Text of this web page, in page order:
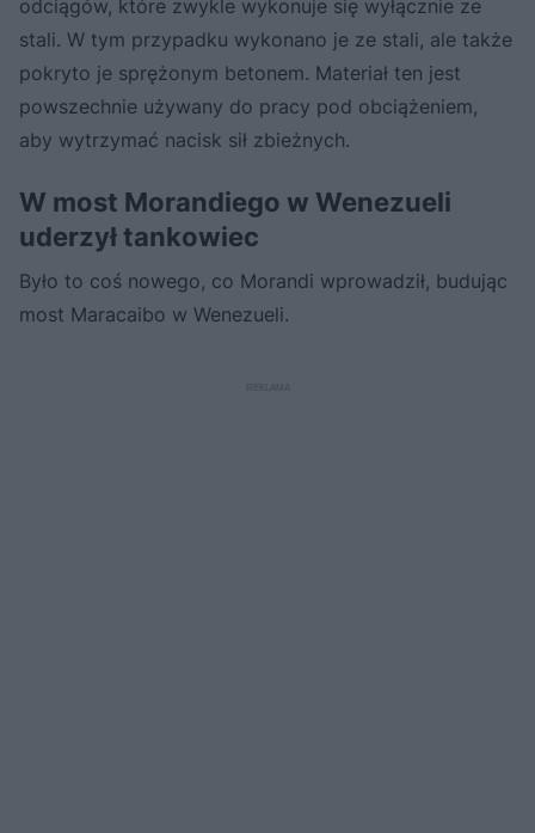
odciągów, które zwykle wykonuje się wyłącznie ze
stali. W tym przypadku wykonano je ze stali, ale także
pokryto je sprężonym betonem. Materiał ten jest
powszechnie używany do pracy pod obciążeniem,
aby wytrzymać nacisk sił zbieżnych.
W most Morandiego w Wenezueli
uderzył tankowiec
Było to coś nowego, co Morandi wprowadził, budując
most Maracaibo w Wenezueli.